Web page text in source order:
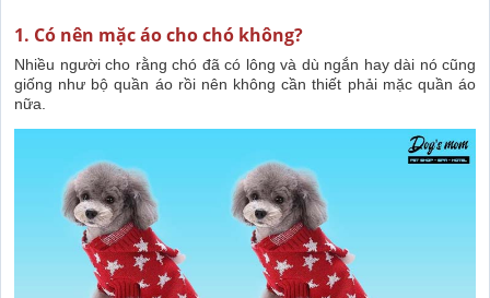
1. Có nên mặc áo cho chó không?
Nhiều người cho rằng chó đã có lông và dù ngắn hay dài nó cũng
giống như bộ quần áo rồi nên không cần thiết phải mặc quần áo
nữa.